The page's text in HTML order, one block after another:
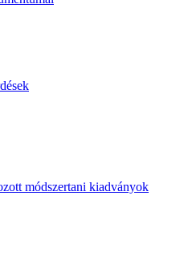
módszertani kiadványok